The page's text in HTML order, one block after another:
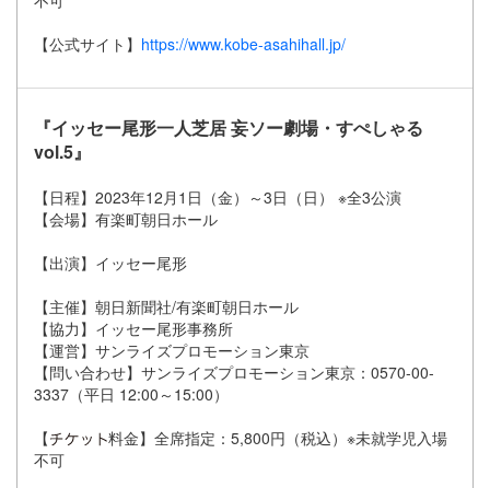
【公式サイト】 https://www.kobe-asahihall.jp/
『イッセー尾形一人芝居 妄ソー劇場・すぺしゃる
vol.5』
【日程】2023年12月1日（金）～3日（日） ※全3公演
【会場】有楽町朝日ホール
【出演】イッセー尾形
【主催】朝日新聞社/有楽町朝日ホール
【協力】イッセー尾形事務所
【運営】サンライズプロモーション東京
【問い合わせ】サンライズプロモーション東京：0570-00-
3337（平日 12:00～15:00）
【
料金】全席指定：5,800円（税込）※未就学児入場
不可